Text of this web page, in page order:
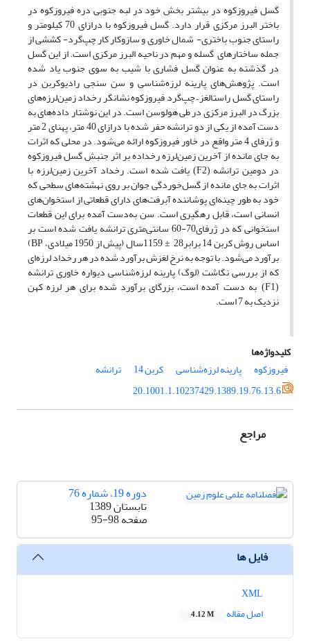
گسل فیروزکوه در بیشتر بخش خود در لبه جنوبی دره فیروزکوه در
باختر البرز مرکزی قرار دارد. گسل فیروزکوه با درازای 70 کیلومتر و
راستای جنوب باختری- شمال خاوری و سازوکار کار چپ‌گرد- کششی از
جمله ساختارهای گسله و مهم در ناحیه البرز مرکزی است. از این گسل
در گذشته به عنوان گسل فشاری با شیب به سوی جنوب یاد شده
است. پژوهش‌های پارینه لرزه‌شناسی و سن سنجی رادیوکربن در
راستای گسل راستالغز – چپ‌گرد فیروزکوه نشانگر رخداد زمین‌لرزه‌های
بزرگ در البرز مرکزی در طی هولوسن است. در این نوشتار داده‌های به
دست آمده از یکی از دو ترانشه حفر شده با درازای 40 متر، پهنای 2 متر
و ژرفای 4 متر واقع در خاور فیروزکوه ارائه می‌شود. در محلی که اثرات
به جای مانده از آخرین زمین‌لرزه رخداده بر اثر جنبش گسل فیروزکوه
در دومین ترانشه (F2) یافت شده است. رخداد آخرین زمین‌لرزه با
اثرات به جای مانده از گسل‌خوردگی جوان بر روی نهشته‌های سطحی که
خود به طور چینه‌ای پوشاننده آبرفت‌های دارای قطعاتی از استخوان‌های
انسانی است، قابل رهگیری است. سن به‌دست آمده برای این قطعات
استخوانی که در ژرفای70-60 سانتی‌متری ترانشه یافت شده است بر
اساس روش کربن 14 برابر28 ± 1159سال (پیش از 1950 میلادی، BP
)
برآورد می‌شود. با توجه به نرخ لغزش برآورد شده در هر رخداد لرزه‌ای
که از بررسی نگاشت (لوگ) پارینه لرزه‌شناسی دیواره خاوری ترانشه
(F1) به دست آمده است، بزرگای برآورد شده برای هر لرزه کهن
نزدیک به 7 است.
کلیدواژه‌ها
فیروزکوه
پارینه لرزه‌شناسی کربن 14
ترانشه
20.1001.1.10237429.1389.19.76.13.6
مراجع
دوره 19، شماره 76
تابستان 1389
صفحه95-98
فایل ها
اصل مقاله
4.12 M